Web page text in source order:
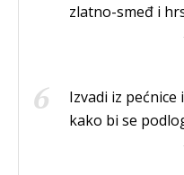
zlatno-smeđ i
Izvadi iz
kako bi se